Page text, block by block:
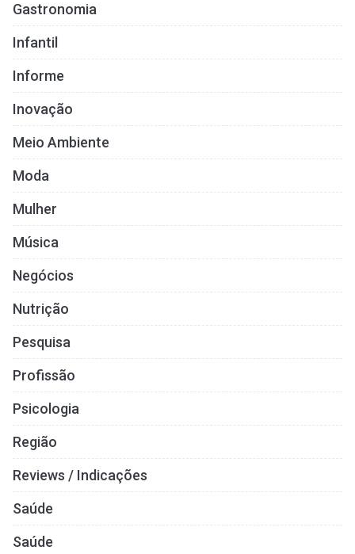
Gastronomia
Infantil
Informe
Inovação
Meio Ambiente
Moda
Mulher
Música
Negócios
Nutrição
Pesquisa
Profissão
Psicologia
Região
Reviews / Indicações
Saúde
Saúde